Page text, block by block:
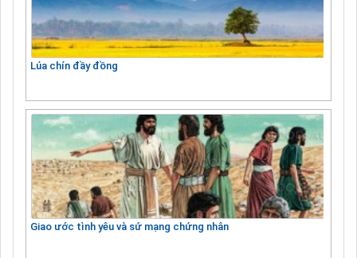
Lúa chín đầy đồng
Giao ước tình yêu và sứ mạng chứng nhân